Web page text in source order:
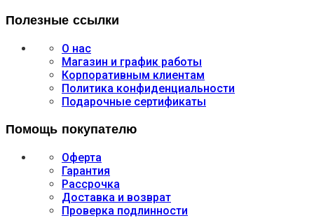
Полезные ссылки
О нас
Магазин и график работы
Корпоративным клиентам
Политика конфиденциальности
Подарочные сертификаты
Помощь покупателю
Оферта
Гарантия
Рассрочка
Доставка и возврат
Проверка подлинности